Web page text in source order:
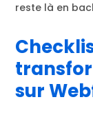
reste là en
sur